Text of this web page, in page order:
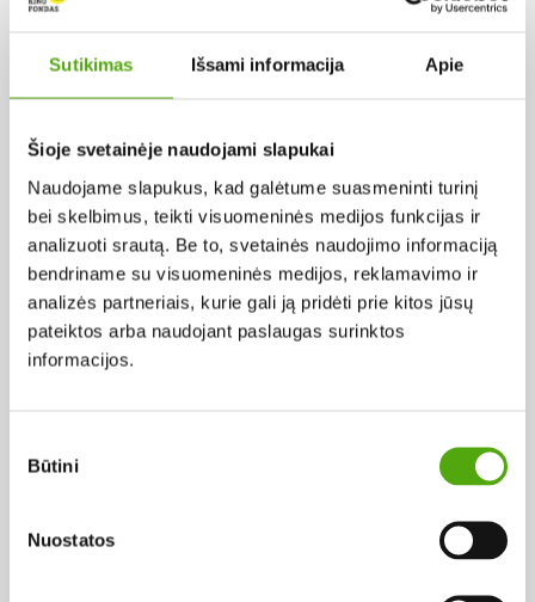
Sutikimas Išsami informacija Apie
Šioje svetainėje naudojami slapukai
Naudojame slapukus, kad galėtume suasmeninti turinį
bei skelbimus, teikti visuomeninės medijos funkcijas ir
analizuoti srautą. Be to, svetainės naudojimo informaciją
bendriname su visuomeninės medijos, reklamavimo ir
analizės partneriais, kurie gali ją pridėti prie kitos jūsų
pateiktos arba naudojant paslaugas surinktos
informacijos.
pasirinkimas
Būtini
Nuostatos
Naktibalda